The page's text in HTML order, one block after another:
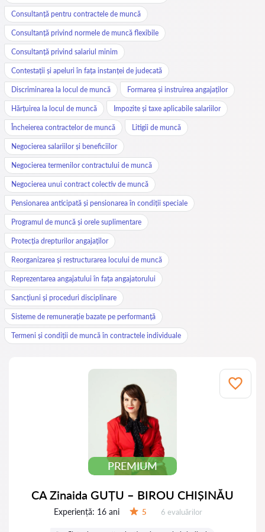
Consultanță pentru contractele de muncă
Consultanță privind normele de muncă flexibile
Consultanță privind salariul minim
Contestații și apeluri în fața instanței de judecată
Discriminarea la locul de muncă Formarea și instruirea angajaților
Hărțuirea la locul de muncă Impozite și taxe aplicabile salariilor
Încheierea contractelor de muncă Litigii de muncă
Negocierea salariilor și beneficiilor
Negocierea termenilor contractului de muncă
Negocierea unui contract colectiv de muncă
Pensionarea anticipată și pensionarea în condiții speciale
Programul de muncă și orele suplimentare
Protecția drepturilor angajaților
Reorganizarea și restructurarea locului de muncă
Reprezentarea angajatului în fața angajatorului
Sancțiuni și proceduri disciplinare
Sisteme de remunerație bazate pe performanță
Termeni și condiții de muncă în contractele individuale
PREMIUM
CA Zinaida GUȚU – BIROU CHIȘINĂU
Experiență: 16 ani 5 Evaluărilor:
6 evaluărilor